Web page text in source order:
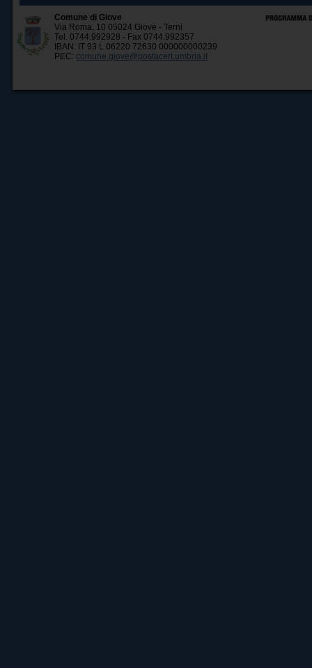
Comune di Giove
Via Roma, 10 05024 Giove - Terni
Tel. 0744.992928 - Fax 0744.992357
IBAN: IT 93 L 06220 72630 000000000239
PEC: comune.giove@postacert.umbria.it